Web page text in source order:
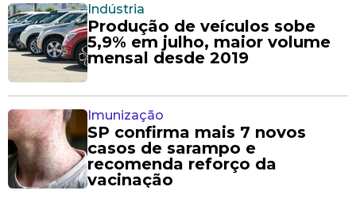
Indústria
Produção de veículos sobe
5,9% em julho, maior volume
mensal desde 2019
Imunização
SP confirma mais 7 novos
casos de sarampo e
recomenda reforço da
vacinação